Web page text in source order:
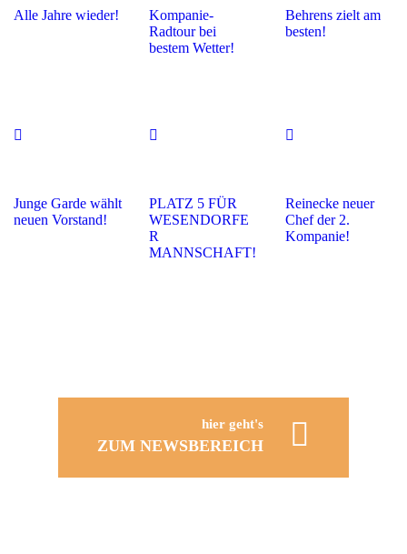
Alle Jahre wieder!
Kompanie-
Radtour bei
bestem Wetter!
Behrens zielt am
besten!
Junge Garde wählt
neuen Vorstand!
PLATZ 5 FÜR
WESENDORFE
R
MANNSCHAFT!
Reinecke neuer
Chef der 2.
Kompanie!
hier geht's
ZUM NEWSBEREICH